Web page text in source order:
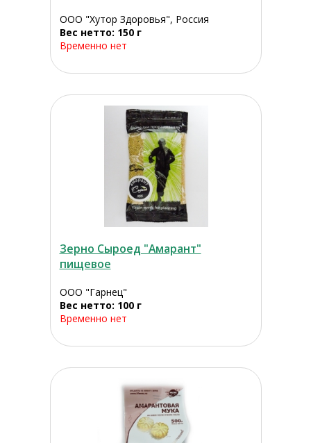
ООО "Хутор Здоровья", Россия
Вес нетто: 150 г
Временно нет
Зерно Сыроед "Амарант"
пищевое
ООО "Гарнец"
Вес нетто: 100 г
Временно нет